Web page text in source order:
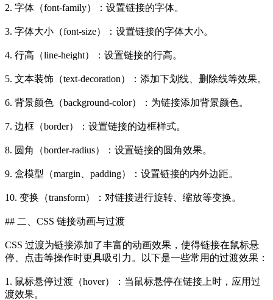
2. 字体（font-family）：设置链接的字体。
3. 字体大小（font-size）：设置链接的字体大小。
4. 行高（line-height）：设置链接的行高。
5. 文本装饰（text-decoration）：添加下划线、删除线等效果。
6. 背景颜色（background-color）：为链接添加背景颜色。
7. 边框（border）：设置链接的边框样式。
8. 圆角（border-radius）：设置链接的圆角效果。
9. 盒模型（margin、padding）：设置链接的内外边距。
10. 变换（transform）：对链接进行旋转、缩放等变换。
## 二、CSS 链接动画与过渡
CSS 过渡为链接添加了丰富的动画效果，使得链接在鼠标悬
停、点击等操作时更具吸引力。以下是一些常用的过渡效果：
1. 鼠标悬停过渡（hover）：当鼠标悬停在链接上时，应用过
渡效果。